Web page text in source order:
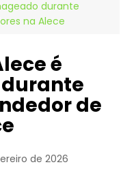
durante
na Alece
é
de
de 2026